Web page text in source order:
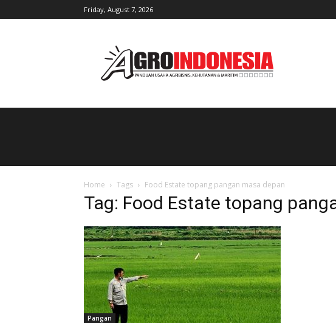
Friday, August 7, 2026
Home Tags Food Estate topang pangan masa depan
Tag: Food Estate topang
Pangan